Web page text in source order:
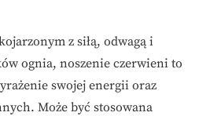
z siłą, odwagą i
ognia, noszenie czerwieni to
swojej energii oraz
Może być stosowana